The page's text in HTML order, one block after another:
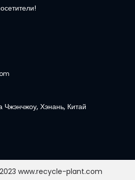
Чжэнчжоу, Хэнань, Китай
2023 www.recycle-plant.com